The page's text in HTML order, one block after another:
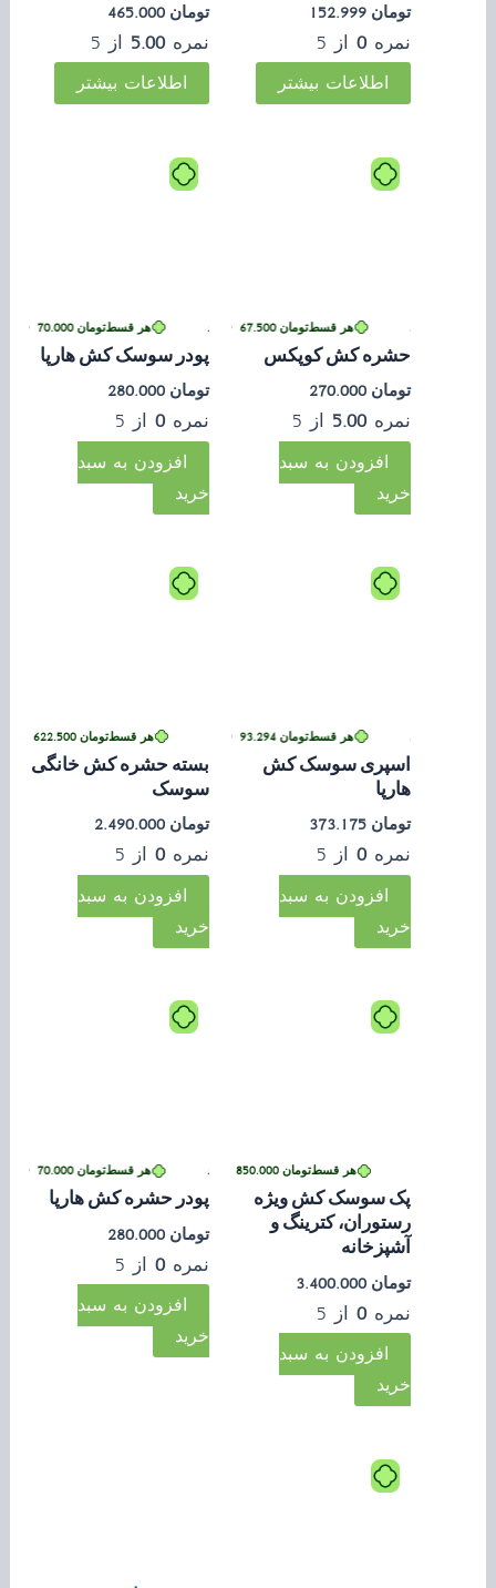
تومان 152.999
نمره0 از 5
اطلاعات بیشتر
تومان 465.000
نمره5.00 از 5
اطلاعات بیشتر
هر قسطتومان67.500
• خرید قسطی با ترب‌پی بدون کارمزد
حشره کش کوپکس
تومان 270.000
نمره5.00 از 5
افزودن به سبد
خرید
هر قسطتومان70.000
• خرید قسطی با ترب‌پی بدون کارمزد
پودر سوسک کش هارپا
تومان 280.000
نمره0 از 5
افزودن به سبد
خرید
هر قسطتومان93.294
• خرید قسطی با ترب‌پی بدون کارمزد
اسپری سوسک کش
هارپا
تومان 373.175
نمره0 از 5
افزودن به سبد
خرید
هر قسطتومان622.500
• خرید قسطی با ترب‌پی بدون کارمزد
بسته حشره کش خانگی
سوسک
تومان 2.490.000
نمره0 از 5
افزودن به سبد
خرید
هر قسطتومان850.000
• خرید قسطی با ترب‌پی بدون کارمزد
پک سوسک کش ویژه
رستوران، کترینگ و
آشپزخانه
تومان 3.400.000
نمره0 از 5
افزودن به سبد
خرید
هر قسطتومان70.000
• خرید قسطی با ترب‌پی بدون کارمزد
پودر حشره کش هارپا
تومان 280.000
نمره0 از 5
افزودن به سبد
خرید